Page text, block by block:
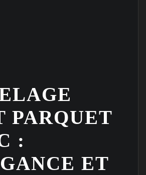
PARQUET
:
ET